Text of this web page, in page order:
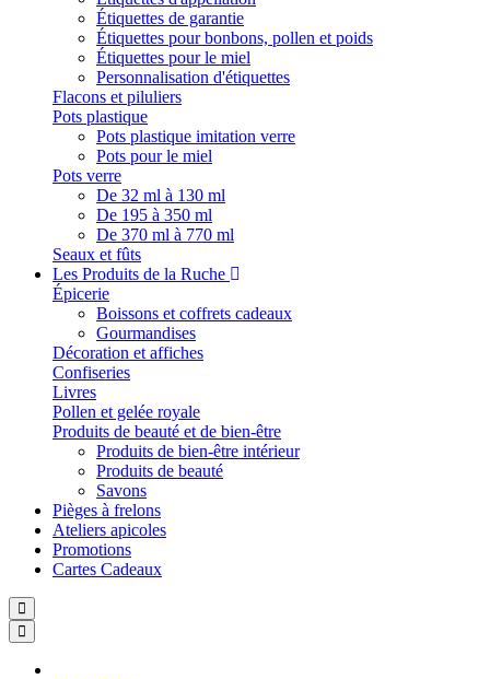
Étiquettes de garantie
Étiquettes pour bonbons, pollen et poids
Étiquettes pour le miel
Personnalisation d'étiquettes
Flacons et piluliers
Pots plastique
Pots plastique imitation verre
Pots pour le miel
Pots verre
De 32 ml à 130 ml
De 195 à 350 ml
De 370 ml à 770 ml
Seaux et fûts
Les Produits de la Ruche
Épicerie
Boissons et coffrets cadeaux
Gourmandises
Décoration et affiches
Confiseries
Livres
Pollen et gelée royale
Produits de beauté et de bien-être
Produits de bien-être intérieur
Produits de beauté
Savons
Pièges à frelons
Ateliers apicoles
Promotions
Cartes Cadeaux